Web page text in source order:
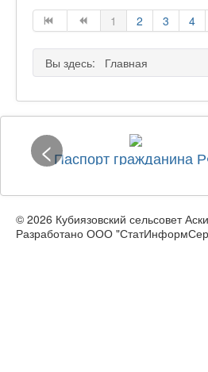
1 2 3 4
Вы здесь: Главная
Паспорт гражданина
<
© 2026 Кубиязовский сельсовет
Разработано ООО